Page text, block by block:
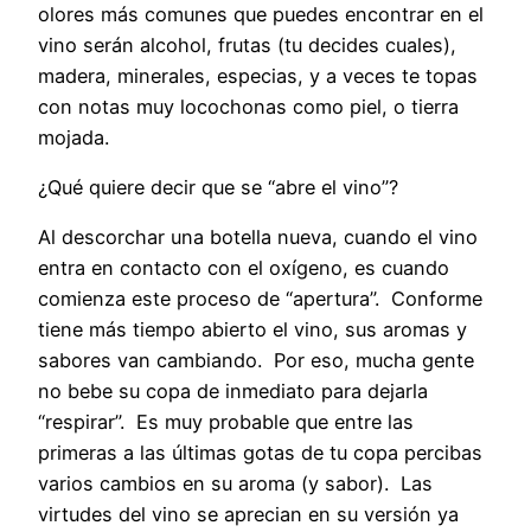
olores más comunes que puedes encontrar en el
vino serán alcohol, frutas (tu decides cuales),
madera, minerales, especias, y a veces te topas
con notas muy locochonas como piel, o tierra
mojada.
¿Qué quiere decir que se “abre el vino”?
Al descorchar una botella nueva, cuando el vino
entra en contacto con el oxígeno, es cuando
comienza este proceso de “apertura”. Conforme
tiene más tiempo abierto el vino, sus aromas y
sabores van cambiando. Por eso, mucha gente
no bebe su copa de inmediato para dejarla
“respirar”. Es muy probable que entre las
primeras a las últimas gotas de tu copa percibas
varios cambios en su aroma (y sabor). Las
virtudes del vino se aprecian en su versión ya